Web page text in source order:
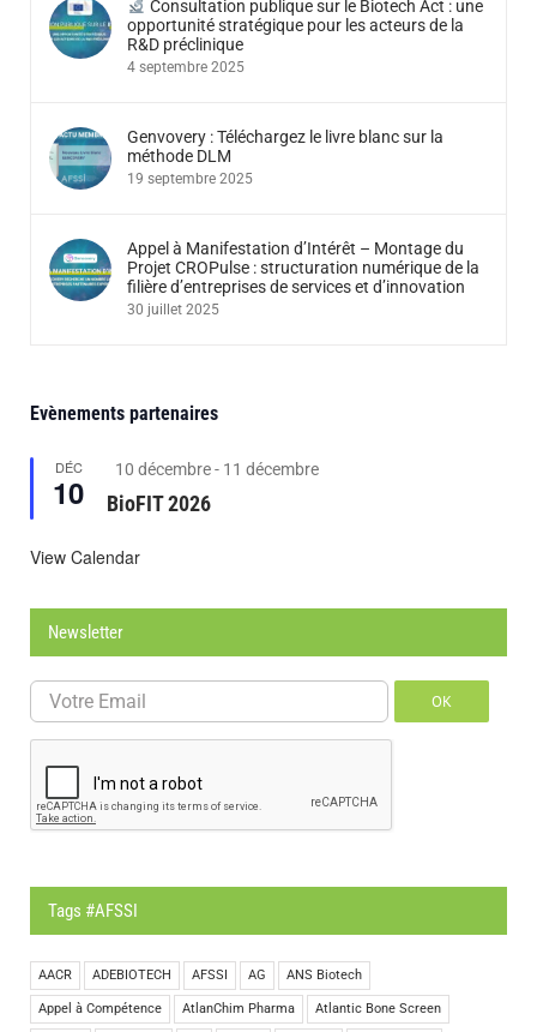
Consultation publique sur le Biotech Act : une
opportunité stratégique pour les acteurs de la
R&D préclinique
4 septembre 2025
Genvovery : Téléchargez le livre blanc sur la
méthode DLM
19 septembre 2025
Appel à Manifestation d’Intérêt – Montage du
Projet CROPulse : structuration numérique de la
filière d’entreprises de services et d’innovation
30 juillet 2025
Evènements partenaires
DÉC
10
Featured
10 décembre- 11 décembre
BioFIT 2026
View Calendar
Newsletter
OK
Tags #AFSSI
AACR ADEBIOTECH AFSSI AG ANS Biotech
Appel à Compétence AtlanChim Pharma Atlantic Bone Screen